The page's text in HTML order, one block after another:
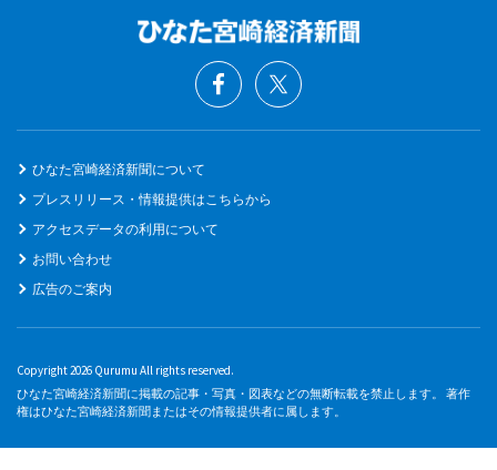
ひなた宮崎経済新聞について
プレスリリース・情報提供はこちらから
アクセスデータの利用について
お問い合わせ
広告のご案内
Copyright 2026 Qurumu All rights reserved.
ひなた宮崎経済新聞に掲載の記事・写真・図表などの無断転載を禁止します。 著作
権はひなた宮崎経済新聞またはその情報提供者に属します。